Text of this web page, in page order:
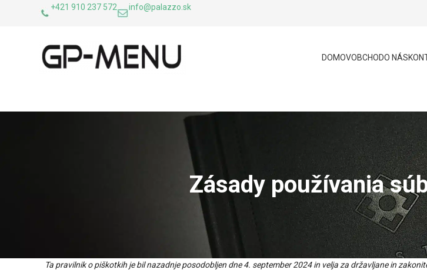
+421 910 237 572 info@palazzo.sk
DOMOVOBCHODO NÁS
Zásady používania
Ta pravilnik o piškotkih je bil nazadnje posodobljen dne 4. september 2024 in velja za državljane in